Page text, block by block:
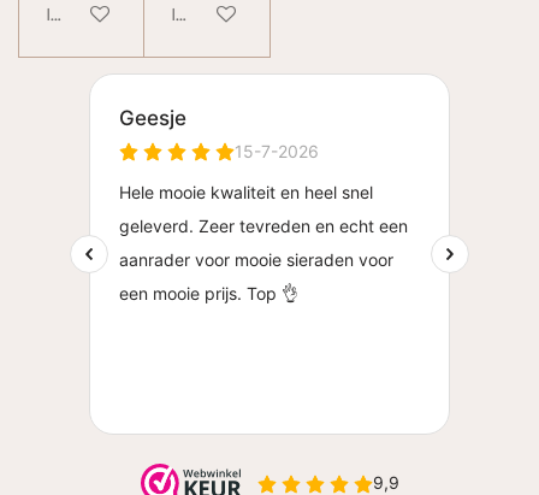
In winkelwagenIn winkelwagen